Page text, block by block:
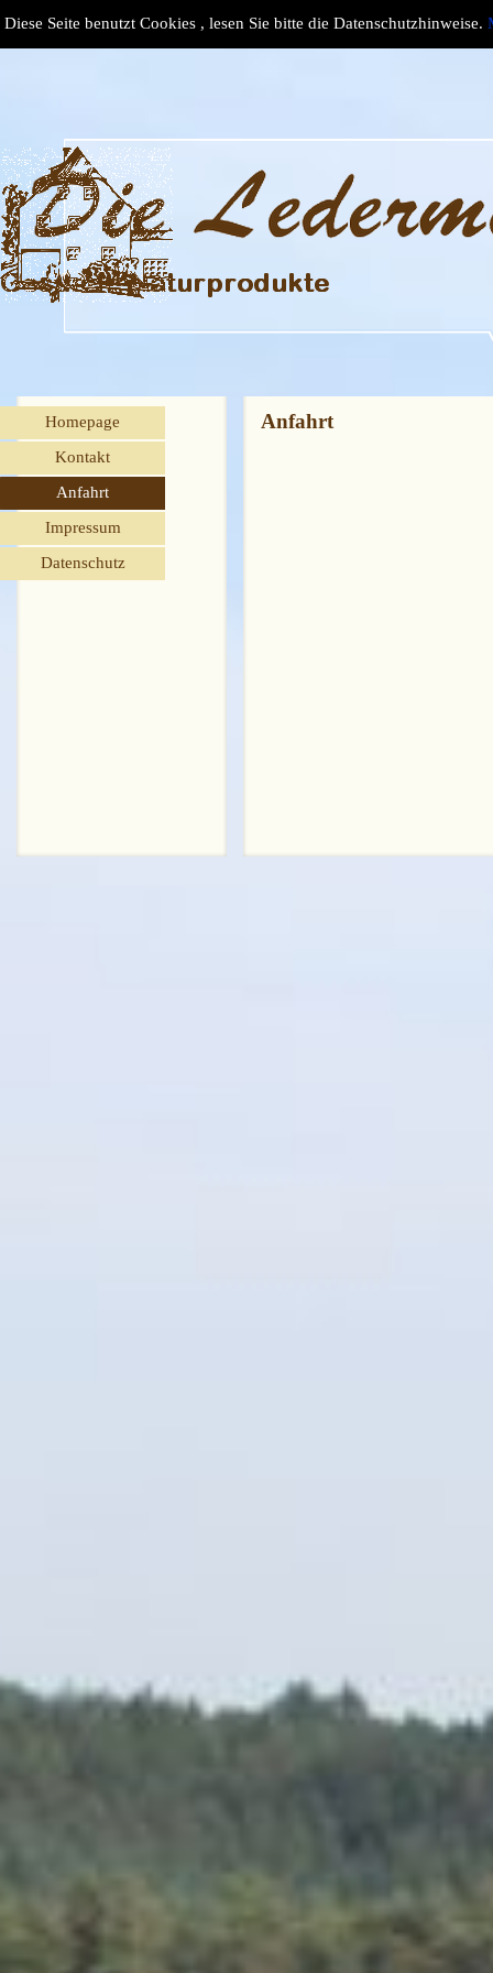
Diese Seite benutzt Cookies , lesen Sie bitte die Datenschutzhinweise.
Menü überspringen
Homepage
Kontakt
Anfahrt
Impressum
Datenschutz
Anfahrt